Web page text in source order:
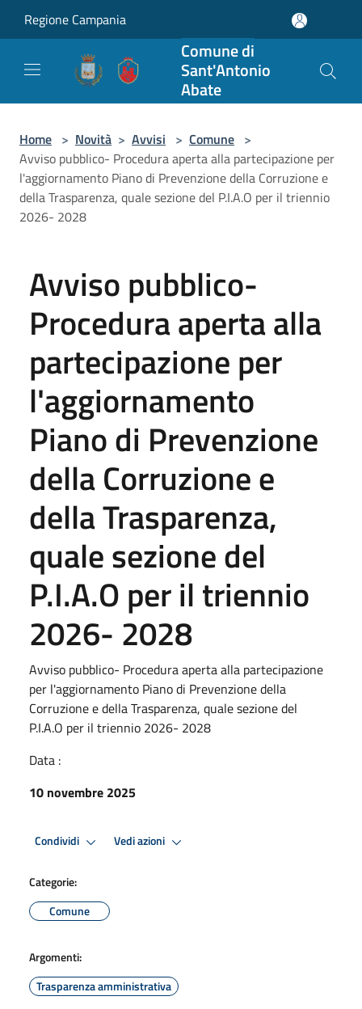
Regione Campania
Comune di
Sant'Antonio
Abate
Home > Novità > Avvisi > Comune >
Avviso pubblico- Procedura aperta alla partecipazione per
l'aggiornamento Piano di Prevenzione della Corruzione e
della Trasparenza, quale sezione del P.I.A.O per il triennio
2026- 2028
Avviso pubblico-
Procedura aperta alla
partecipazione per
l'aggiornamento
Piano di Prevenzione
della Corruzione e
della Trasparenza,
quale sezione del
P.I.A.O per il triennio
2026- 2028
Avviso pubblico- Procedura aperta alla partecipazione
per l'aggiornamento Piano di Prevenzione della
Corruzione e della Trasparenza, quale sezione del
P.I.A.O per il triennio 2026- 2028
Data :
10 novembre 2025
Condividi Vedi azioni
Categorie:
Comune
Argomenti:
Trasparenza amministrativa